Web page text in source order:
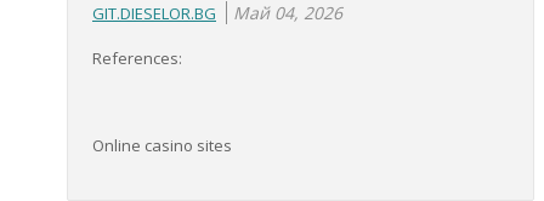
GIT.DIESELOR.BG Май 04, 2026
References:
Online casino sites